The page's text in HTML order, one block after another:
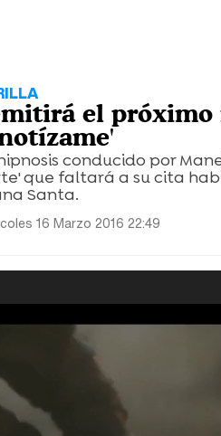
el próximo
conducido por
que faltará a su cita
Santa.
16 Marzo 2016 22:49